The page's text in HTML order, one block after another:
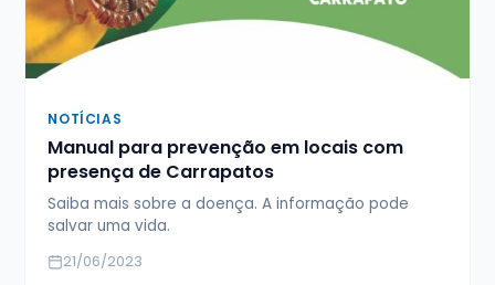
NOTÍCIAS
Manual para prevenção em locais com
presença de Carrapatos
Saiba mais sobre a doença. A informação pode
salvar uma vida.
21/06/2023